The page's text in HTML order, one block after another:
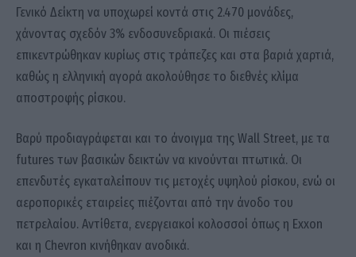
Γενικό Δείκτη να υποχωρεί κοντά στις 2.470 μονάδες,
χάνοντας σχεδόν 3% ενδοσυνεδριακά. Οι πιέσεις
επικεντρώθηκαν κυρίως στις τράπεζες και στα βαριά χαρτιά,
καθώς η ελληνική αγορά ακολούθησε το διεθνές κλίμα
αποστροφής ρίσκου.
Βαρύ προδιαγράφεται και το άνοιγμα της Wall Street, με τα
futures των βασικών δεικτών να κινούνται πτωτικά. Οι
επενδυτές εγκαταλείπουν τις μετοχές υψηλού ρίσκου, ενώ οι
αεροπορικές εταιρείες πιέζονται από την άνοδο του
πετρελαίου. Αντίθετα, ενεργειακοί κολοσσοί όπως η Exxon
και η Chevron κινήθηκαν ανοδικά.